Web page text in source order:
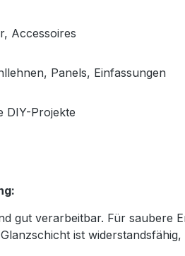
Accessoires
Panels, Einfassungen
DIY-Projekte
gut verarbeitbar. Für saubere
ist